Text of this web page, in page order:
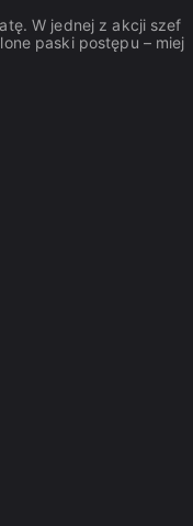
W jednej z akcji szef
paski postępu – miej